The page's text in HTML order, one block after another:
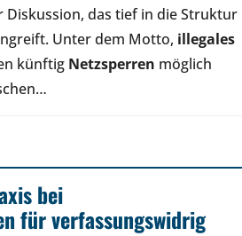
Diskussion, das tief in die Struktur
Unter dem Motto, illegales
künftig Netzsperren möglich
bei
für verfassungswidrig